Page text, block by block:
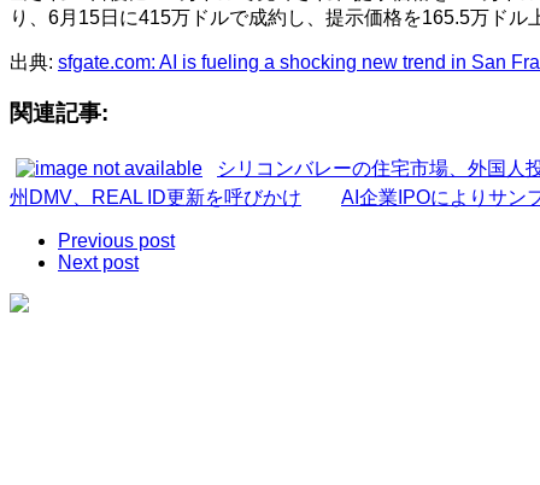
り、6月15日に415万ドルで成約し、提示価格を165.5万ドル
出典: sfgate.com: AI is fueling a shocking new trend in San
関連記事:
シリコンバレーの住宅市場、外国人
州DMV、REAL ID更新を呼びかけ
AI企業IPOによりサン
Previous post
Next post